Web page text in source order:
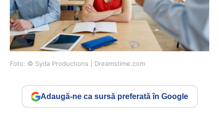
Foto: © Syda Productions | Dreamstime.com
Adaugă-ne ca sursă preferată în Google